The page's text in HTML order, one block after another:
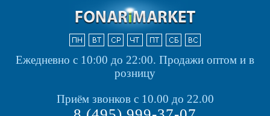
Ежедневно с 10:00 до 22:00. Продажи оптом и в
розницу
Приём звонков с 10.00 до 22.00